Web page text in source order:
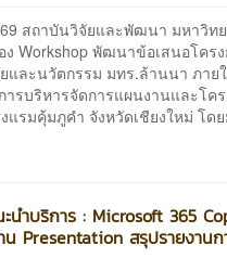
สถาบันวิจัยและพัฒนา มหาวิท
Workshop พัฒนาข้อเสนอโคร
และนวัตกรรม มทร.ล้านนา ภาย
รบริหารจัดการแผนงานและโค
แรมคุ้มภูคำ จังหวัดเชียงใหม่ โด
นำบริการ : Microsoft 365
Presentation สรุปรายงาน